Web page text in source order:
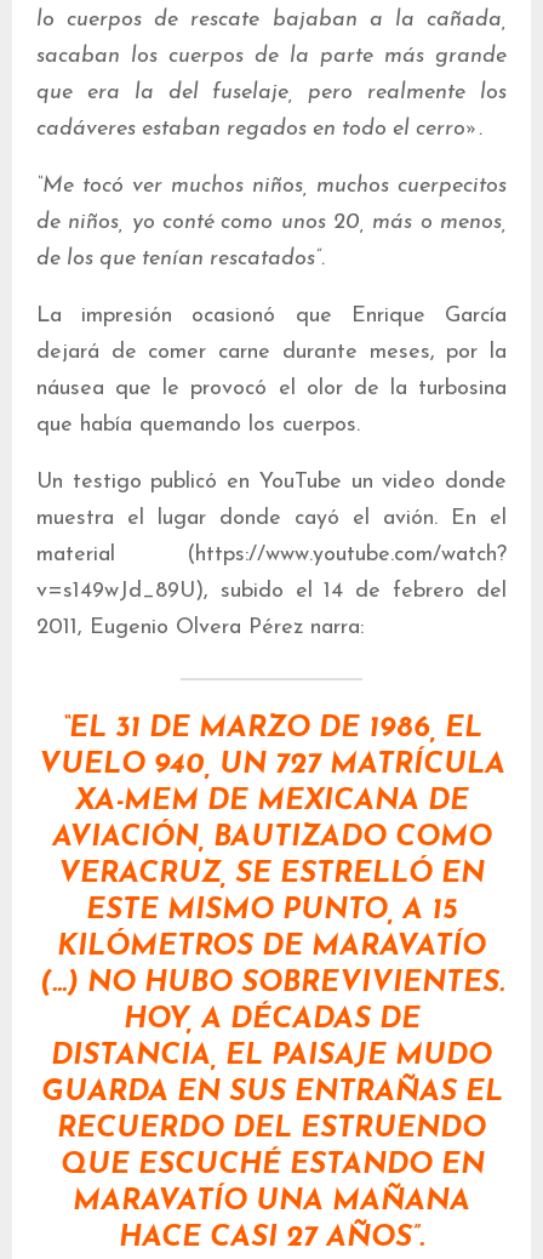
lo cuerpos de rescate bajaban a la cañada,
sacaban los cuerpos de la parte más grande
que era la del fuselaje, pero realmente los
cadáveres estaban regados en todo el cerro».
“Me tocó ver muchos niños, muchos cuerpecitos
de niños, yo conté como unos 20, más o menos,
de los que tenían rescatados”.
La impresión ocasionó que Enrique García
dejará de comer carne durante meses, por la
náusea que le provocó el olor de la turbosina
que había quemando los cuerpos.
Un testigo publicó en YouTube un video donde
muestra el lugar donde cayó el avión. En el
material (https://www.youtube.com/watch?
v=s149wJd_89U), subido el 14 de febrero del
2011, Eugenio Olvera Pérez narra:
“EL 31 DE MARZO DE 1986, EL
VUELO 940, UN 727 MATRÍCULA
XA-MEM DE MEXICANA DE
AVIACIÓN, BAUTIZADO COMO
VERACRUZ, SE ESTRELLÓ EN
ESTE MISMO PUNTO, A 15
KILÓMETROS DE MARAVATÍO
(…) NO HUBO SOBREVIVIENTES.
HOY, A DÉCADAS DE
DISTANCIA, EL PAISAJE MUDO
GUARDA EN SUS ENTRAÑAS EL
RECUERDO DEL ESTRUENDO
QUE ESCUCHÉ ESTANDO EN
MARAVATÍO UNA MAÑANA
HACE CASI 27 AÑOS”.